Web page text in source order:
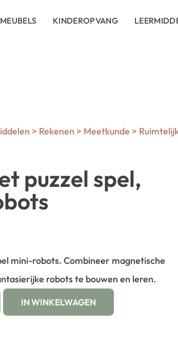
KINDEROPVANG
> Rekenen > Meetkunde >
puzzel spel,
mini-robots. Combineer magnetische
robots te bouwen en leren.
IN WINKELWAGEN